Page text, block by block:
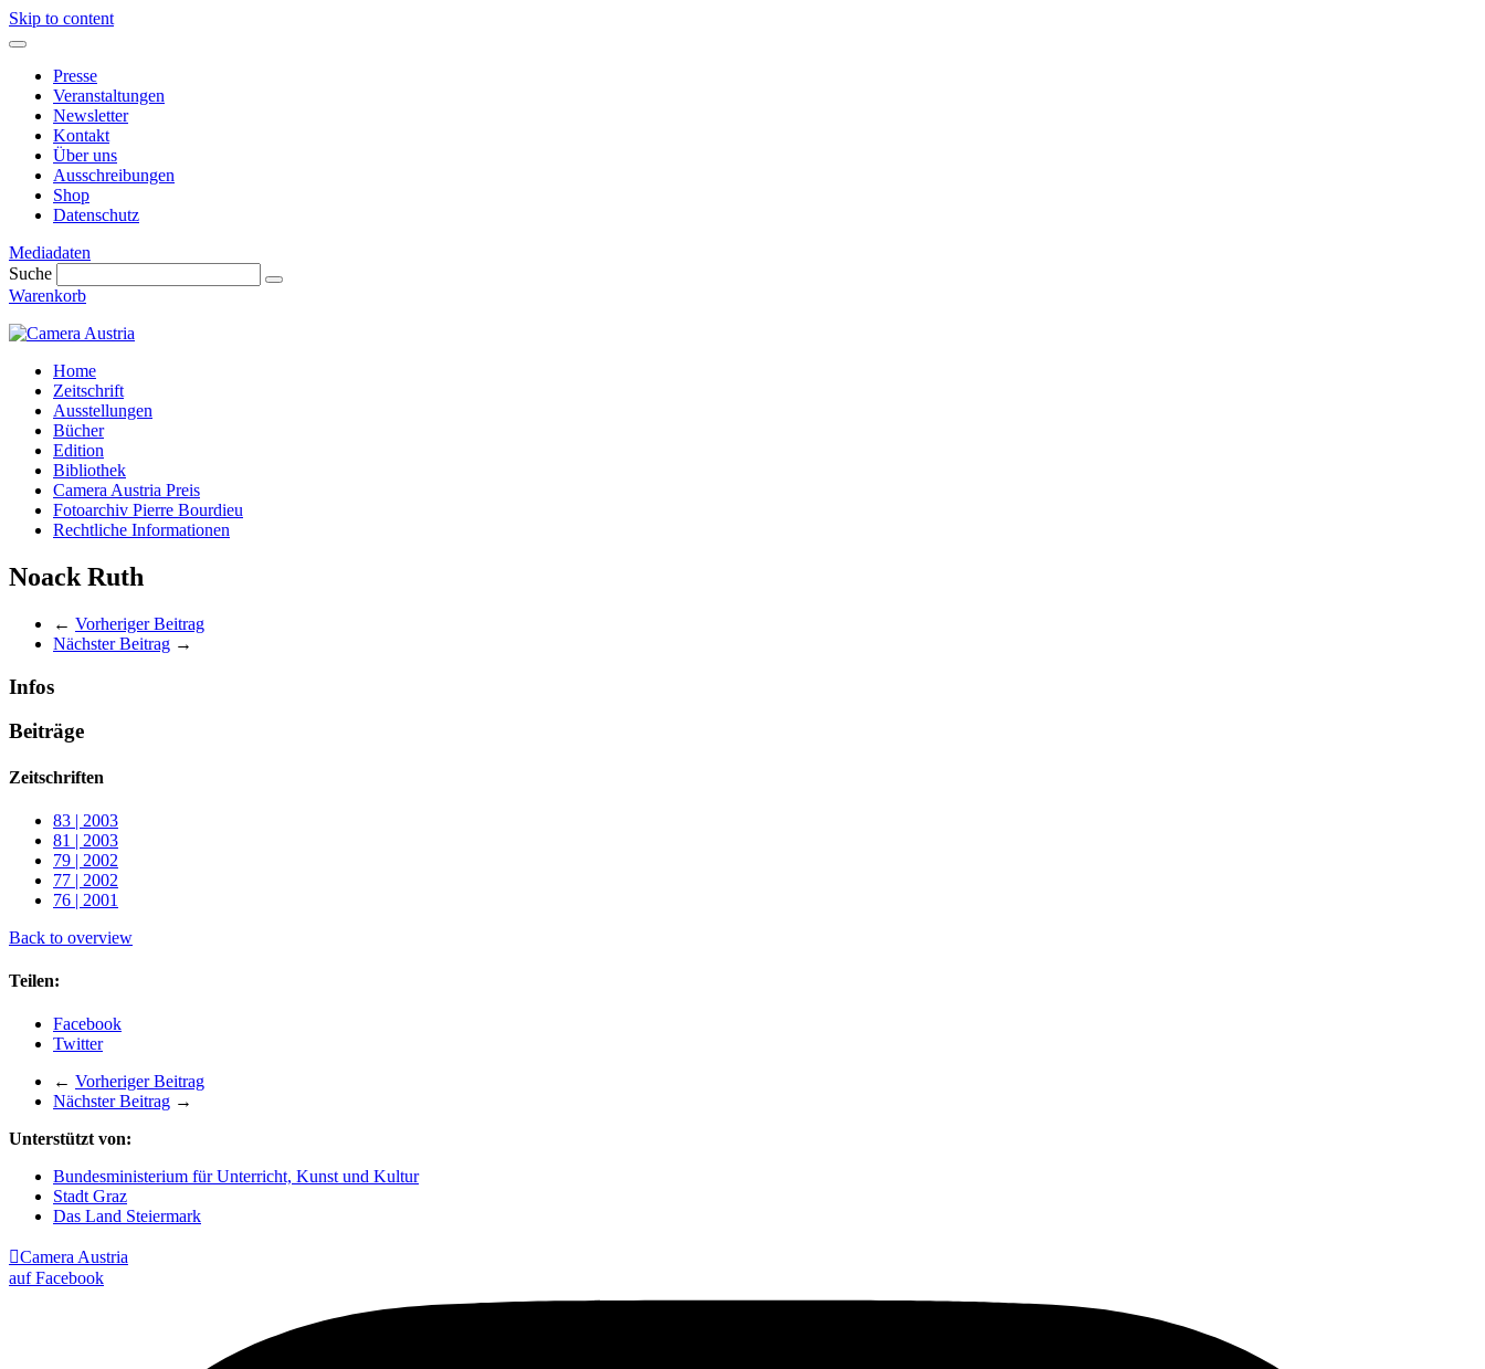
Skip to content
Presse
Veranstaltungen
Newsletter
Kontakt
Über uns
Ausschreibungen
Shop
Datenschutz
Mediadaten
Suche
Warenkorb
Home
Zeitschrift
Ausstellungen
Bücher
Edition
Bibliothek
Camera Austria Preis
Fotoarchiv Pierre Bourdieu
Rechtliche Informationen
Noack Ruth
← Vorheriger Beitrag
Nächster Beitrag →
Infos
Beiträge
Zeitschriften
83 | 2003
81 | 2003
79 | 2002
77 | 2002
76 | 2001
Back to overview
Teilen:
Facebook
Twitter
← Vorheriger Beitrag
Nächster Beitrag →
Unterstützt von:
Bundesministerium für Unterricht, Kunst und Kultur
Stadt Graz
Das Land Steiermark
Camera Austria
auf Facebook